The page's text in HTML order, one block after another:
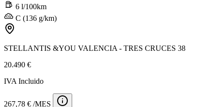
6 l/100km
C (136 g/km)
STELLANTIS &YOU VALENCIA - TRES CRUCES 38
20.490 €
IVA Incluido
267,78 € /MES